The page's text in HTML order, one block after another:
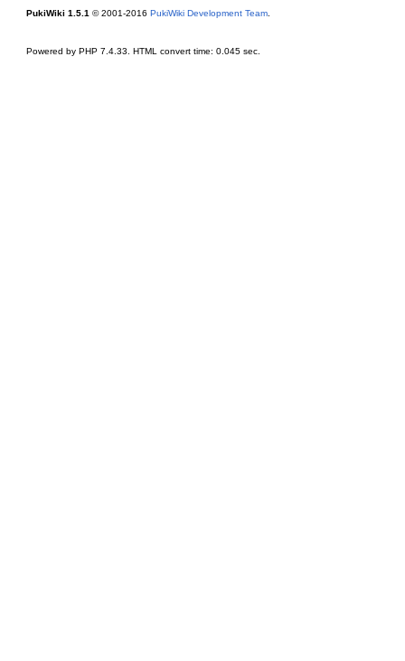
PukiWiki 1.5.1 © 2001-2016 PukiWiki Development Team.
Powered by PHP 7.4.33. HTML convert time: 0.045 sec.